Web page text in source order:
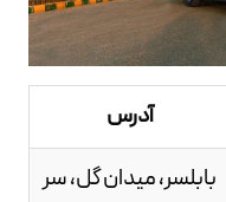
آدرس
بابلسر، میدان گل، سر